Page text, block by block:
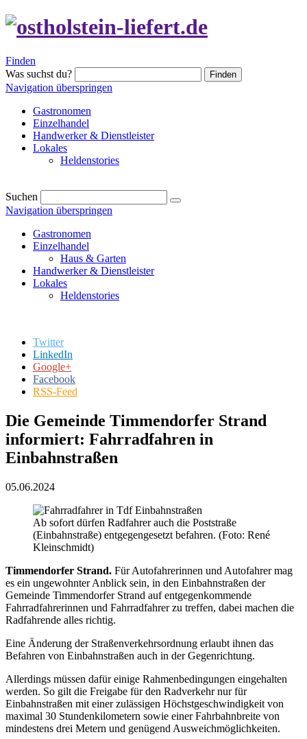
Finden
Was suchst du?
Finden
Navigation überspringen
Gastronomen
Einzelhandel
Handwerker & Dienstleister
Lokales
Heldenstories
Suchen
Navigation überspringen
Gastronomen
Einzelhandel
Haus & Garten
Handwerker & Dienstleister
Lokales
Heldenstories
Twitter
LinkedIn
Google+
Facebook
RSS-Feed
Die Gemeinde Timmendorfer Strand
informiert: Fahrradfahren in
Einbahnstraßen
05.06.2024
Ab sofort dürfen Radfahrer auch die Poststraße
(Einbahnstraße) entgegengesetzt befahren. (Foto: René
Kleinschmidt)
Timmendorfer Strand. Für Autofahrerinnen und Autofahrer mag
es ein ungewohnter Anblick sein, in den Einbahnstraßen der
Gemeinde Timmendorfer Strand auf entgegenkommende
Fahrradfahrerinnen und Fahrradfahrer zu treffen, dabei machen die
Radfahrende alles richtig.
Eine Änderung der Straßenverkehrsordnung erlaubt ihnen das
Befahren von Einbahnstraßen auch in der Gegenrichtung.
Allerdings müssen dafür einige Rahmenbedingungen eingehalten
werden. So gilt die Freigabe für den Radverkehr nur für
Einbahnstraßen mit einer zulässigen Höchstgeschwindigkeit von
maximal 30 Stundenkilometern sowie einer Fahrbahnbreite von
mindestens drei Metern und genügend Ausweichmöglichkeiten.